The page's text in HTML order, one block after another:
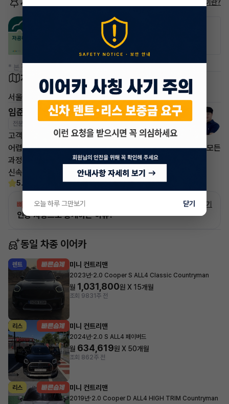
저공해차량이란?
* 본 정보는 지자체마다 다를 수 있으니 실제 정보와 확인해 주세요.
차량 위치
서울 영등포구 문래동
임준영 매니저
전문교육수료 자격인증완료
고객님의 만족이 첫번째 목표입니다.
어렵고 복잡한 리스/렌트 처분 손실은 줄이고 빠른승계 처리로 모든
과정을 안전하고
신속하게 차량 인도까지 책임지도록 하겠습니다.
5.0
빠른승계서비스
인증 차량으로 승계하는 이유?
자세히 보기
동일 차종 이어카
렌트 미니 컨트리맨
2023년·2.0 Cooper S ALL4 Classic Countryman
월 1,031,800원 X 15개월
조회 9831주 전
리스 미니 컨트리맨
2024년·2.0 S ALL4 페이버드
월 634,619원 X 50개월
조회 862주 전
리스 미니 컨트리맨
2019년·2.0 Cooper D ALL4 HIGH TRIM Countryman
오늘 하루 그만보기 닫기